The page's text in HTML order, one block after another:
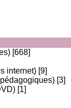
[668]
internet) [9]
[3]
[1]